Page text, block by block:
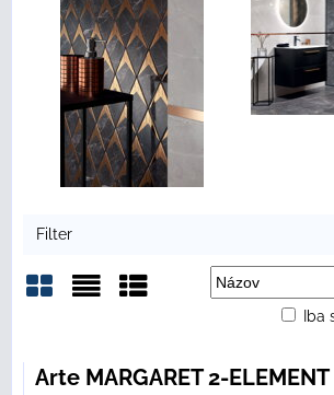
Filter
Iba
Arte MARGARET 2-